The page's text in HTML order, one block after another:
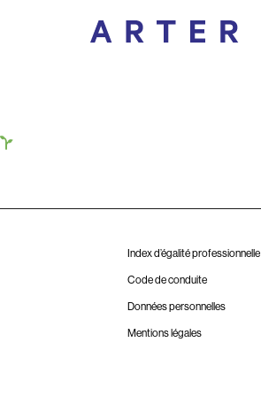
Index d’égalité professionnelle
Code de conduite
Données personnelles
Mentions légales